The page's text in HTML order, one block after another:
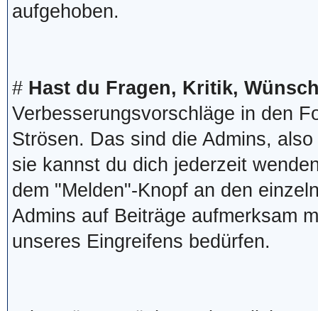
aufgehoben.
# Hast du Fragen, Kritik,
Verbesserungsvorschläge in den
Strösen. Das sind die Admins,
sie kannst du dich jederzeit
dem "Melden"-Knopf an den
Admins auf Beiträge aufmerksam
unseres Eingreifens bedürfen.